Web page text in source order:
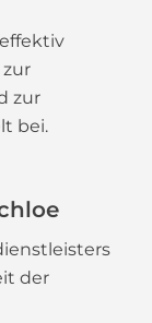
zur
bei.
der